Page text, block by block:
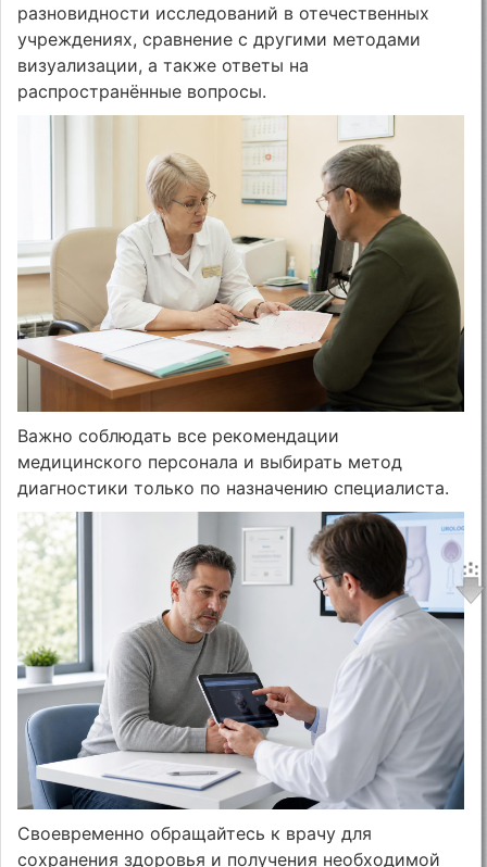
разновидности исследований в отечественных
учреждениях, сравнение с другими методами
визуализации, а также ответы на
распространённые вопросы.
Важно соблюдать все рекомендации
медицинского персонала и выбирать метод
диагностики только по назначению специалиста.
Своевременно обращайтесь к врачу для
сохранения здоровья и получения необходимой